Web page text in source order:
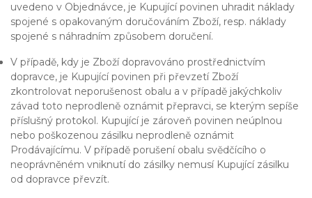
uvedeno v Objednávce, je Kupující povinen uhradit náklady
spojené s opakovaným doručováním Zboží, resp. náklady
spojené s náhradním způsobem doručení.
V případě, kdy je Zboží dopravováno prostřednictvím
dopravce, je Kupující povinen při převzetí Zboží
zkontrolovat neporušenost obalu a v případě jakýchkoliv
závad toto neprodleně oznámit přepravci, se kterým sepíše
příslušný protokol. Kupující je zároveň povinen neúplnou
nebo poškozenou zásilku neprodleně oznámit
Prodávajícímu. V případě porušení obalu svědčícího o
neoprávněném vniknutí do zásilky nemusí Kupující zásilku
od dopravce převzít.